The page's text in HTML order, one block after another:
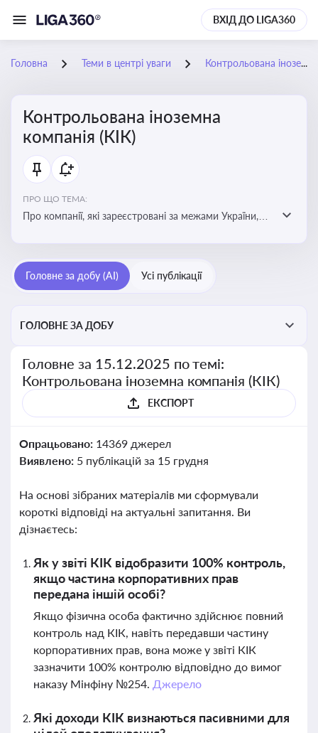
ВХІД ДО LIGA360
Головна Теми в центрі уваги Контрольована іноземна компанія (КІК)
Контрольована іноземна
компанія (КІК)
ПРО ЩО ТЕМА:
Про компанії, які зареєстровані за межами України,
органами України щодо своїх доходів і витрат
Головне за добу (AI) Усі публікації
ГОЛОВНЕ ЗА ДОБУ
Головне за 15.12.2025 по темі:
Контрольована іноземна компанія (КІК)
ЕКСПОРТ
Опрацьовано: 14369 джерел
Виявлено: 5 публікацій за 15 грудня
На основі зібраних матеріалів ми сформували
короткі відповіді на актуальні запитання. Ви
дізнаєтесь:
Як у звіті КІК відобразити 100% контроль,
якщо частина корпоративних прав
передана іншій особі?
Якщо фізична особа фактично здійснює повний
контроль над КІК, навіть передавши частину
корпоративних прав, вона може у звіті КІК
зазначити 100% контролю відповідно до вимог
наказу Мінфіну №254. Джерело
Які доходи КІК визнаються пасивними для